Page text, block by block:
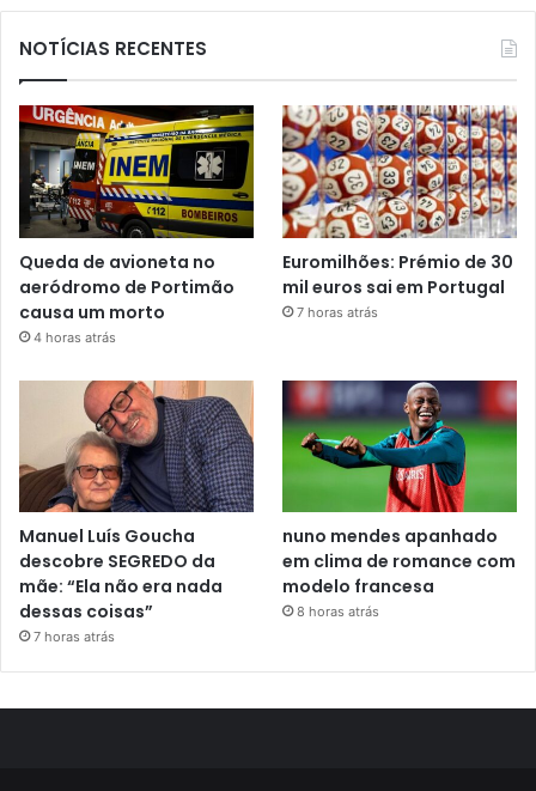
NOTÍCIAS RECENTES
Queda de avioneta no
aeródromo de Portimão
causa um morto
4 horas atrás
Euromilhões: Prémio de 30
mil euros sai em Portugal
7 horas atrás
Manuel Luís Goucha
descobre SEGREDO da
mãe: “Ela não era nada
dessas coisas”
7 horas atrás
nuno mendes apanhado
em clima de romance com
modelo francesa
8 horas atrás